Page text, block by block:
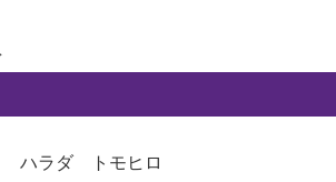
ハラダ トモヒロ